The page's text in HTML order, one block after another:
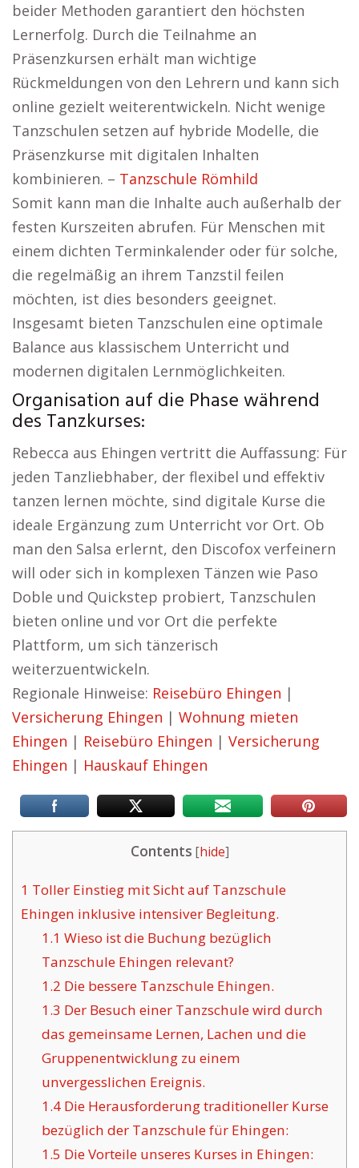
beider Methoden garantiert den höchsten
Lernerfolg. Durch die Teilnahme an
Präsenzkursen erhält man wichtige
Rückmeldungen von den Lehrern und kann sich
online gezielt weiterentwickeln. Nicht wenige
Tanzschulen setzen auf hybride Modelle, die
Präsenzkurse mit digitalen Inhalten
kombinieren. – Tanzschule Römhild
Somit kann man die Inhalte auch außerhalb der
festen Kurszeiten abrufen. Für Menschen mit
einem dichten Terminkalender oder für solche,
die regelmäßig an ihrem Tanzstil feilen
möchten, ist dies besonders geeignet.
Insgesamt bieten Tanzschulen eine optimale
Balance aus klassischem Unterricht und
modernen digitalen Lernmöglichkeiten.
Organisation auf die Phase während
des Tanzkurses:
Rebecca aus Ehingen vertritt die Auffassung: Für
jeden Tanzliebhaber, der flexibel und effektiv
tanzen lernen möchte, sind digitale Kurse die
ideale Ergänzung zum Unterricht vor Ort. Ob
man den Salsa erlernt, den Discofox verfeinern
will oder sich in komplexen Tänzen wie Paso
Doble und Quickstep probiert, Tanzschulen
bieten online und vor Ort die perfekte
Plattform, um sich tänzerisch
weiterzuentwickeln.
Regionale Hinweise: Reisebüro Ehingen |
Versicherung Ehingen | Wohnung mieten
Ehingen | Reisebüro Ehingen | Versicherung
Ehingen | Hauskauf Ehingen
Contents [hide]
1 Toller Einstieg mit Sicht auf Tanzschule
Ehingen inklusive intensiver Begleitung.
1.1 Wieso ist die Buchung bezüglich
Tanzschule Ehingen relevant?
1.2 Die bessere Tanzschule Ehingen.
1.3 Der Besuch einer Tanzschule wird durch
das gemeinsame Lernen, Lachen und die
Gruppenentwicklung zu einem
unvergesslichen Ereignis.
1.4Die Herausforderung traditioneller Kurse
bezüglich der Tanzschule für Ehingen:
1.5 Die Vorteile unseres Kurses in Ehingen: